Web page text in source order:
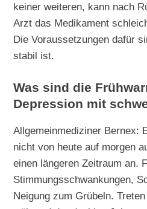
keiner weiteren, kann nach
Arzt das Medikament
Die Voraussetzungen dafür
stabil ist.
Was sind die
Depression mit
Allgemeinmediziner Bernex:
nicht von heute auf morgen
einen längeren Zeitraum an.
Stimmungsschwankungen,
Neigung zum Grübeln.